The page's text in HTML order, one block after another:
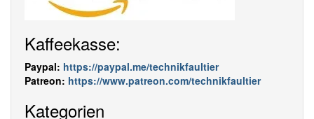
Kaffeekasse:
Paypal: https://paypal.me/technikfaultier
Patreon: https://www.patreon.com/technikfaultier
Kategorien